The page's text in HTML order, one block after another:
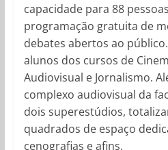
capacidade para 88
programação gratuita de
debates abertos ao
alunos dos cursos de
Audiovisual e Jornalismo.
complexo audiovisual da
dois superestúdios,
quadrados de espaço
cenografias e afins.